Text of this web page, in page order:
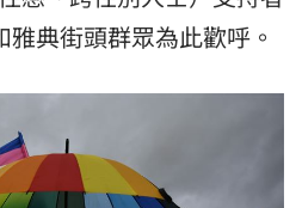
典街頭群眾為此歡呼。